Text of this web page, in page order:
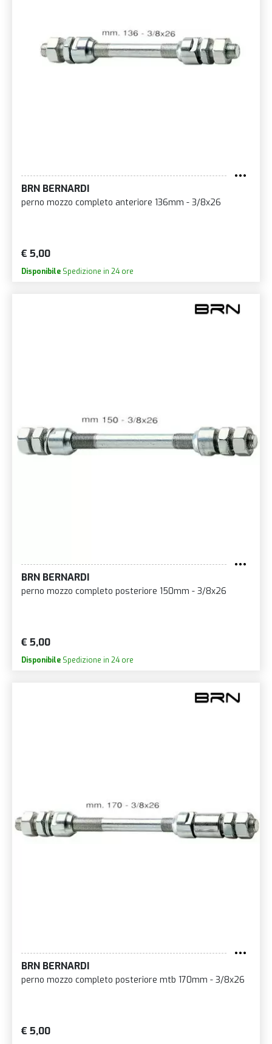
BRN BERNARDI
perno mozzo completo anteriore 136mm - 3/8x26
€ 5,00
Disponibile Spedizione in 24 ore
BRN BERNARDI
perno mozzo completo posteriore 150mm - 3/8x26
€ 5,00
Disponibile Spedizione in 24 ore
BRN BERNARDI
perno mozzo completo posteriore mtb 170mm - 3/8x26
€ 5,00